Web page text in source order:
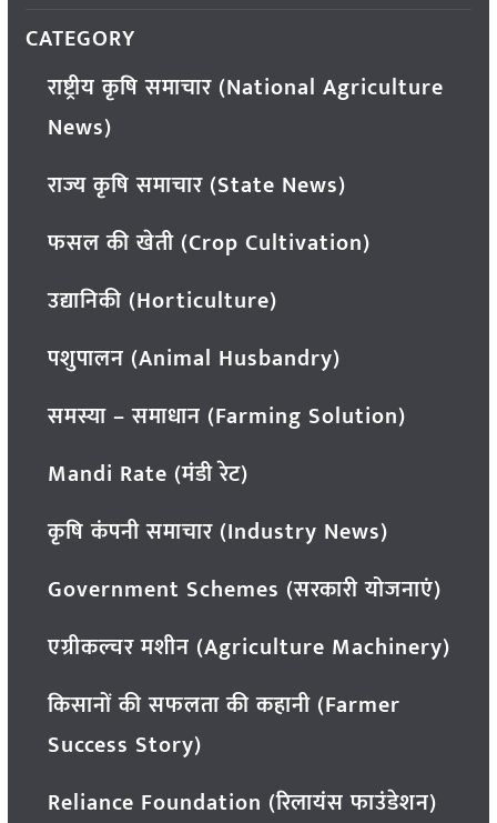
CATEGORY
राष्ट्रीय कृषि समाचार (National Agriculture
News)
राज्य कृषि समाचार (State News)
फसल की खेती (Crop Cultivation)
उद्यानिकी (Horticulture)
पशुपालन (Animal Husbandry)
समस्या – समाधान (Farming Solution)
Mandi Rate (मंडी रेट)
कृषि कंपनी समाचार (Industry News)
Government Schemes (सरकारी योजनाएं)
एग्रीकल्चर मशीन (Agriculture Machinery)
किसानों की सफलता की कहानी (Farmer
Success Story)
Reliance Foundation (रिलायंस फाउंडेशन)